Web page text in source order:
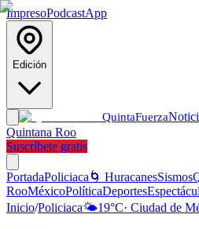
ImpresoPodcastApp
Edición
QuintaFuerza
Quintana Roo
Suscríbete gratis
PortadaPoliciaca 🌀 HuracanesSismos
RooMéxicoPolíticaDeportes
Inicio/Policiaca🌤️19°C· Ciudad de